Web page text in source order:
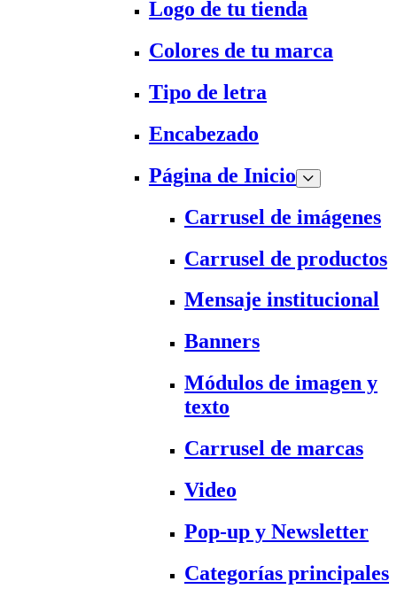
Logo de tu tienda
Colores de tu marca
Tipo de letra
Encabezado
Página de Inicio
Carrusel de imágenes
Carrusel de productos
Mensaje institucional
Banners
Módulos de imagen y
texto
Carrusel de marcas
Video
Pop-up y Newsletter
Categorías principales